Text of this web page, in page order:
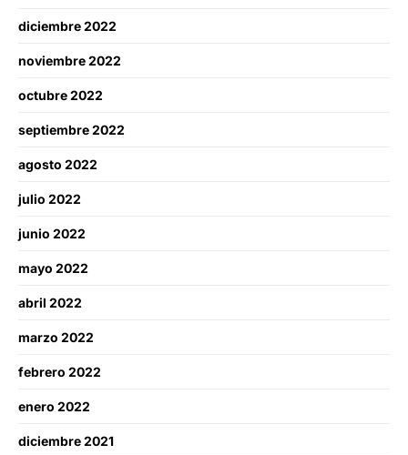
diciembre 2022
noviembre 2022
octubre 2022
septiembre 2022
agosto 2022
julio 2022
junio 2022
mayo 2022
abril 2022
marzo 2022
febrero 2022
enero 2022
diciembre 2021